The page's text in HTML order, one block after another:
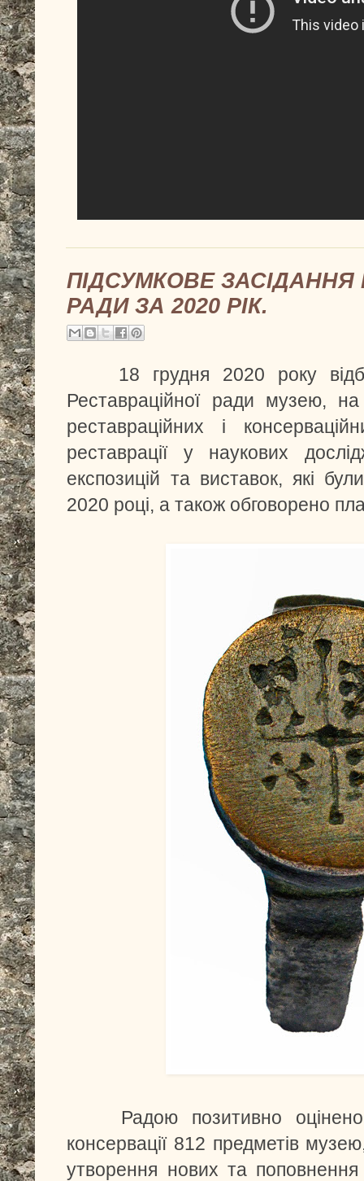
ПІДСУМКОВЕ ЗАСІДАННЯ
РАДИ ЗА 2020 РІК.
18 грудня 2020 року
Реставраційної ради музею,
реставраційних і
реставрації у наукових
експозицій та виставок, які
2020 році, а також обговорено
Радою позитивно
консервації 812 предметів
утворення нових та